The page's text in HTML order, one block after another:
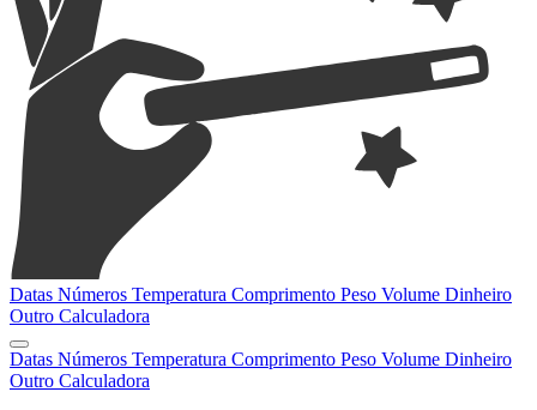
Datas Números Temperatura Comprimento Peso Volume Dinheiro
Outro Calculadora
Datas Números Temperatura Comprimento Peso Volume Dinheiro
Outro Calculadora